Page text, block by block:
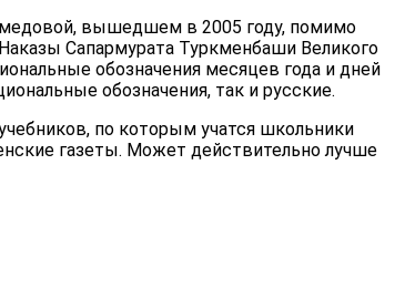
вышедшем в 2005 году, помимо
Сапармурата Туркменбаши Великого
обозначения месяцев года и дней
обозначения, так и русские.
по которым учатся школьники
газеты. Может действительно лучше